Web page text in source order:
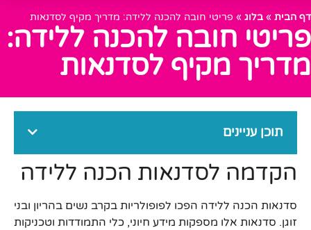
דף הבית » בלוג » פריטי חובה להכנה ללידה: מדריך מקיף לסדנאות
פריטי חובה להכנה ללידה:
מדריך מקיף לסדנאות
תוכן עניינים
הקדמה לסדנאות הכנה ללידה
סדנאות הכנה ללידה הפכו לפופולריות בקרב נשים בהריון ובני
זוגן. סדנאות אלו מספקות מידע חיוני, כלי התמודדות וטכניקות